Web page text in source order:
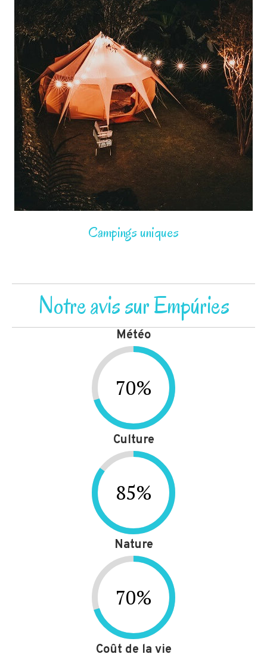
Campings uniques
Notre avis sur Empúries
Météo
70%
Culture
85%
Nature
70%
Coût de la vie